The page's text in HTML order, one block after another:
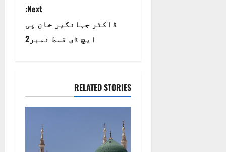
v
i
g
Next:
ڈاکٹر جہانگیر خان پی
ایچ ڈی قسط نمبر2
RELATED STORIES